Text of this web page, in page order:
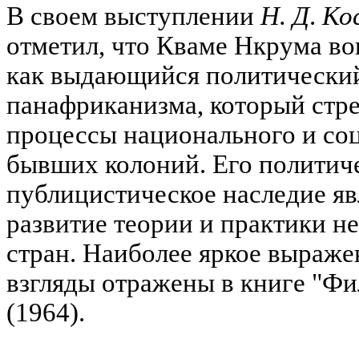
В своем выступлении Н. Д.
отметил, что Кваме Нкрума
как выдающийся
панафриканизма, который
процессы национального и
бывших колоний. Его
публицистическое наследие
развитие теории и практики
стран. Наиболее яркое
взгляды отражены в книге
(1964).